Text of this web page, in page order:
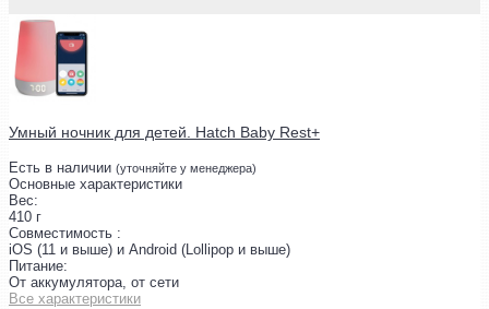
Умный ночник для детей. Hatch Baby Rest+
Есть в наличии (уточняйте у менеджера)
Основные характеристики
Вес:
410 г
Совместимость :
iOS (11 и выше) и Android (Lollipop и выше)
Питание:
От аккумулятора, от сети
Все характеристики